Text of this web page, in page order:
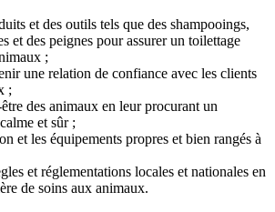
et des outils tels que des shampooings,
et des peignes pour assurer un toilettage
;
une relation de confiance avec les clients
;
des animaux en leur procurant un
et sûr ;
et les équipements propres et bien rangés à
et réglementations locales et nationales en
de soins aux animaux.